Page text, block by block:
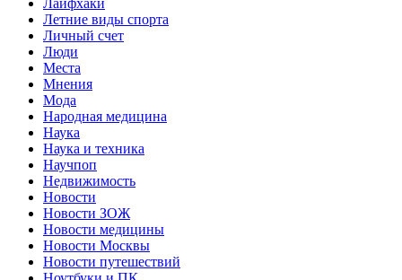
Летние виды спорта
Личный счет
Люди
Места
Мнения
Мода
Народная медицина
Наука
Наука и техника
Научпоп
Недвижимость
Новости
Новости ЗОЖ
Новости медицины
Новости Москвы
Новости путешествий